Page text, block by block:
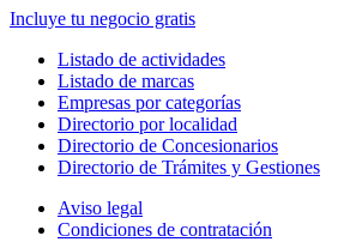
Incluye tu negocio gratis
Listado de actividades
Listado de marcas
Empresas por categorías
Directorio por localidad
Directorio de Concesionarios
Directorio de Trámites y Gestiones
Aviso legal
Condiciones de contratación